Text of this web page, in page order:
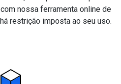
nossa ferramenta online de
restrição imposta ao seu uso.